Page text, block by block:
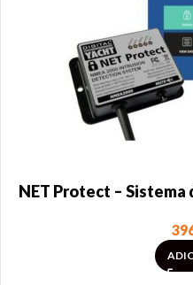
NET Protect – Sistema